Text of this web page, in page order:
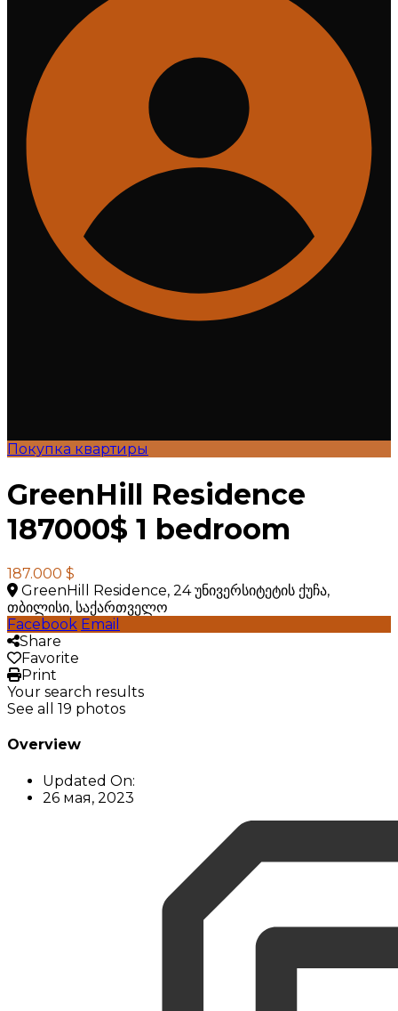
Покупка квартиры
GreenHill Residence
187000$ 1 bedroom
187.000 $
GreenHill Residence, 24 უნივერსიტეტის ქუჩა,
თბილისი, საქართველო
Facebook Email
Share
Favorite
Print
Your search results
See all 19 photos
Overview
Updated On:
26 мая, 2023